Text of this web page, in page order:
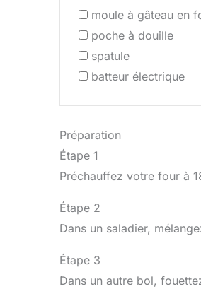
moule à gâteau en
poche à douille
spatule
batteur électrique
Préparation
Étape 1
Préchauffez votre four à
Étape 2
Dans un saladier,
Étape 3
Dans un autre bol,